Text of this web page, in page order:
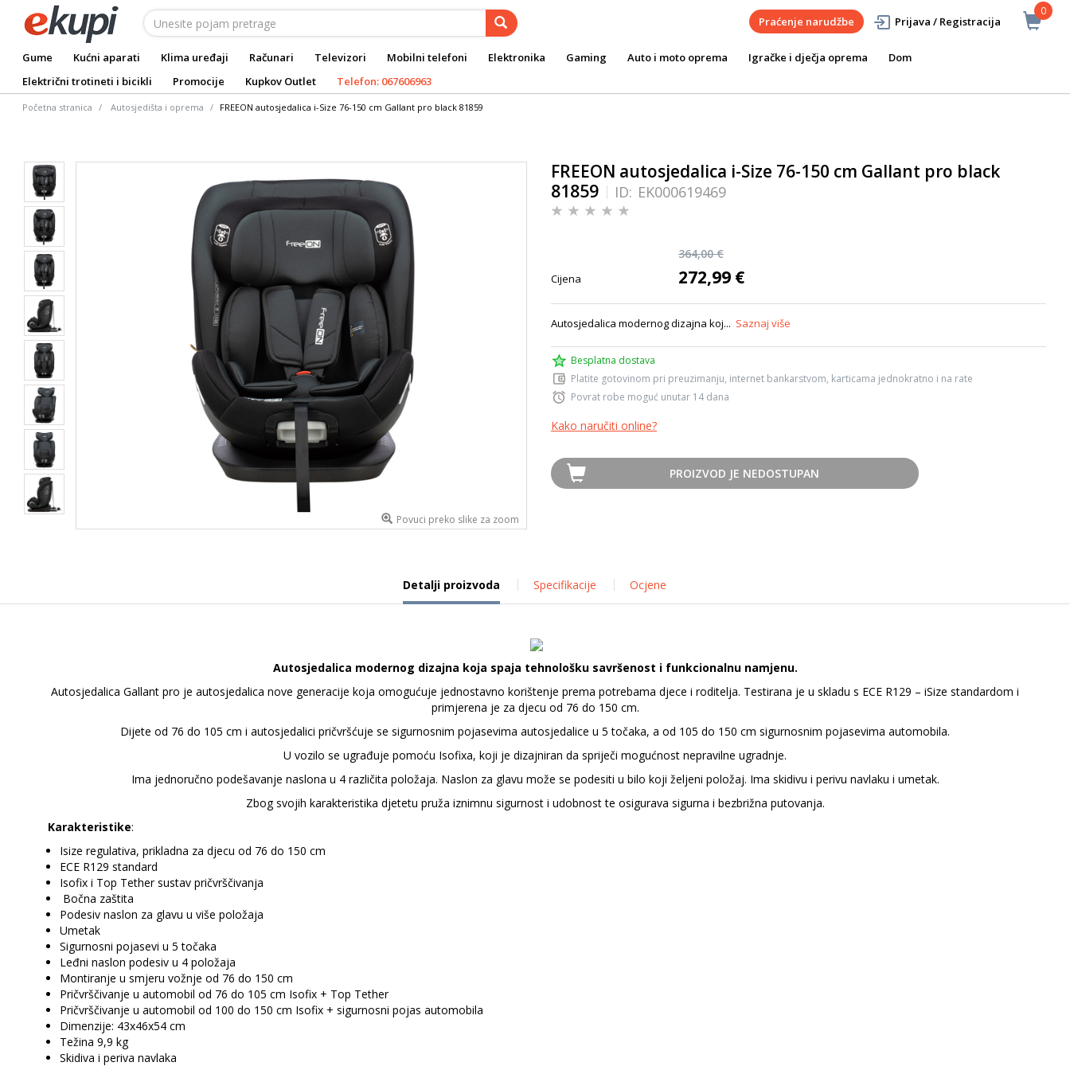
0
Praćenje narudžbe Prijava / Registracija
Gume Kućni aparati Klima uređaji Računari Televizori Mobilni telefoni Elektronika Gaming Auto i moto oprema Igračke i dječja oprema
Dom
Električni trotineti i bicikli
Promocije Kupkov Outlet Telefon: 067606963
Početna stranica Autosjedišta i oprema FREEON autosjedalica i-Size 76-150 cm Gallant pro black 81859
Povuci preko slike za zoom
FREEON autosjedalica i-Size 76-150 cm Gallant pro black
81859
ID: EK000619469
364,00 €
Cijena 272,99 €
Autosjedalica modernog dizajna koj... Saznaj više
Besplatna dostava
Platite gotovinom pri preuzimanju, internet bankarstvom, karticama jednokratno i na rate
Povrat robe moguć unutar 14 dana
Kako naručiti online?
PROIZVOD JE NEDOSTUPAN
Detalji proizvoda Specifikacije Ocjene
Autosjedalica modernog dizajna koja spaja tehnološku savršenost i funkcionalnu namjenu.
Autosjedalica Gallant pro je autosjedalica nove generacije koja omogućuje jednostavno korištenje prema potrebama djece i roditelja. Testirana je u skladu s ECE R129 – iSize standardom i
primjerena je za djecu od 76 do 150 cm.
Dijete od 76 do 105 cm i autosjedalici pričvršćuje se sigurnosnim pojasevima autosjedalice u 5 točaka, a od 105 do 150 cm sigurnosnim pojasevima automobila.
U vozilo se ugrađuje pomoću Isofixa, koji je dizajniran da spriječi mogućnost nepravilne ugradnje.
Ima jednoručno podešavanje naslona u 4 različita položaja. Naslon za glavu može se podesiti u bilo koji željeni položaj. Ima skidivu i perivu navlaku i umetak.
Zbog svojih karakteristika djetetu pruža iznimnu sigurnost i udobnost te osigurava sigurna i bezbrižna putovanja.
Karakteristike:
Isize regulativa, prikladna za djecu od 76 do 150 cm
ECE R129 standard
Isofix i Top Tether sustav pričvrščivanja
Bočna zaštita
Podesiv naslon za glavu u više položaja
Umetak
Sigurnosni pojasevi u 5 točaka
Leđni naslon podesiv u 4 položaja
Montiranje u smjeru vožnje od 76 do 150 cm
Pričvrščivanje u automobil od 76 do 105 cm Isofix + Top Tether
Pričvrščivanje u automobil od 100 do 150 cm Isofix + sigurnosni pojas automobila
Dimenzije: 43x46x54 cm
Težina 9,9 kg
Skidiva i periva navlaka